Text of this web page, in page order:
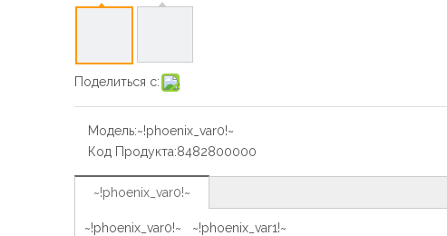
Поделиться с:
Модель:~!phoenix_var0!~
Код Продукта:8482800000
~!phoenix_var0!~
~!phoenix_var0!~ ~!phoenix_var1!~